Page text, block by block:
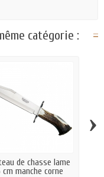
catégorie :
de chasse lame
cm manche corne
›